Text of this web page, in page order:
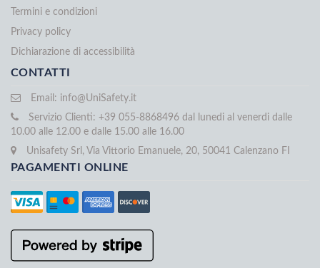
Termini e condizioni
Privacy policy
Dichiarazione di accessibilità
CONTATTI
Email: info@UniSafety.it
Servizio Clienti: +39 055-8868496 dal lunedi al venerdi dalle
10.00 alle 12.00 e dalle 15.00 alle 16.00
Unisafety Srl, Via Vittorio Emanuele, 20, 50041 Calenzano FI
PAGAMENTI ONLINE